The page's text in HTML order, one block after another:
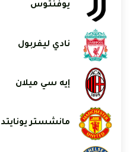
يوفنتوس
نادي ليفربول
إيه سي ميلان
مانشستر يونايتد